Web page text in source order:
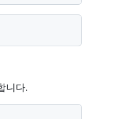
니다.